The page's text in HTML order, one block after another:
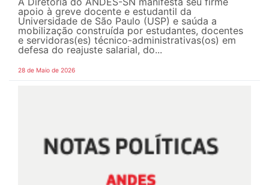
apoio à greve docente e estudantil da
Universidade de São Paulo (USP) e saúda a
mobilização construída por estudantes, docentes
e servidoras(es) técnico-administrativas(os) em
defesa do reajuste salarial, do...
28 de Maio de 2026